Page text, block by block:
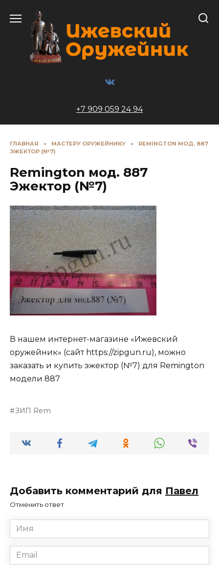
содержанию
+7 909 059 24 94
ГЛАВНАЯ » МАСТЕРУ ОРУЖЕЙНИКУ »
REMINGTON МОД. 887
ЭЖЕКТОР (№7)
Remington мод. 887
Эжектор (№7)
В нашем интернет-магазине «Ижевский
оружейник» (сайт https://zipgun.ru), можно
заказать и купить эжектор (№7) для Remington
модели 887
ЗИП Rem
Добавить комментарий для Павел
Отменить ответ
Имя
*
Email
*